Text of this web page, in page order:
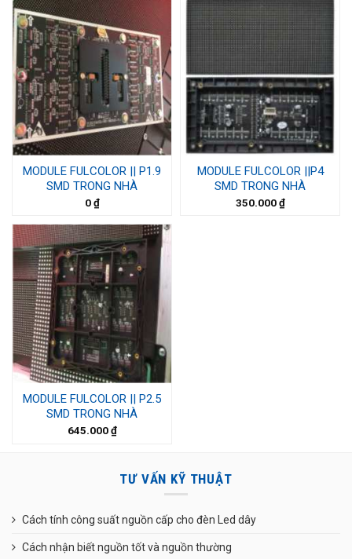
MODULE FULCOLOR || P1.9
SMD TRONG NHÀ
0₫
MODULE FULCOLOR ||P4
SMD TRONG NHÀ
350.000₫
MODULE FULCOLOR || P2.5
SMD TRONG NHÀ
645.000₫
TƯ VẤN KỸ THUẬT
Cách tính công suất nguồn cấp cho đèn Led dây
Cách nhận biết nguồn tốt và nguồn thường